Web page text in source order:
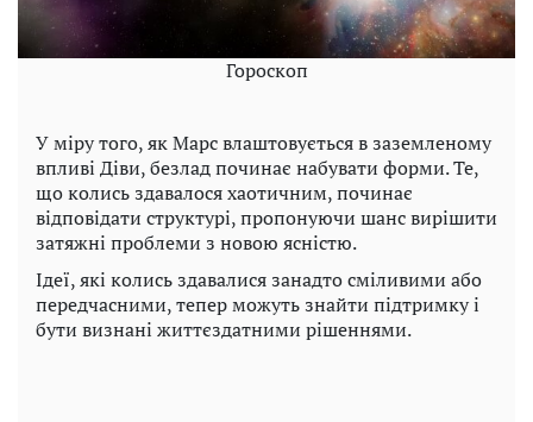
Гороскоп
У міру того, як Марс влаштовується в заземленому
впливі Діви, безлад починає набувати форми. Те,
що колись здавалося хаотичним, починає
відповідати структурі, пропонуючи шанс вирішити
затяжні проблеми з новою ясністю.
Ідеї, які колись здавалися занадто сміливими або
передчасними, тепер можуть знайти підтримку і
бути визнані життєздатними рішеннями.